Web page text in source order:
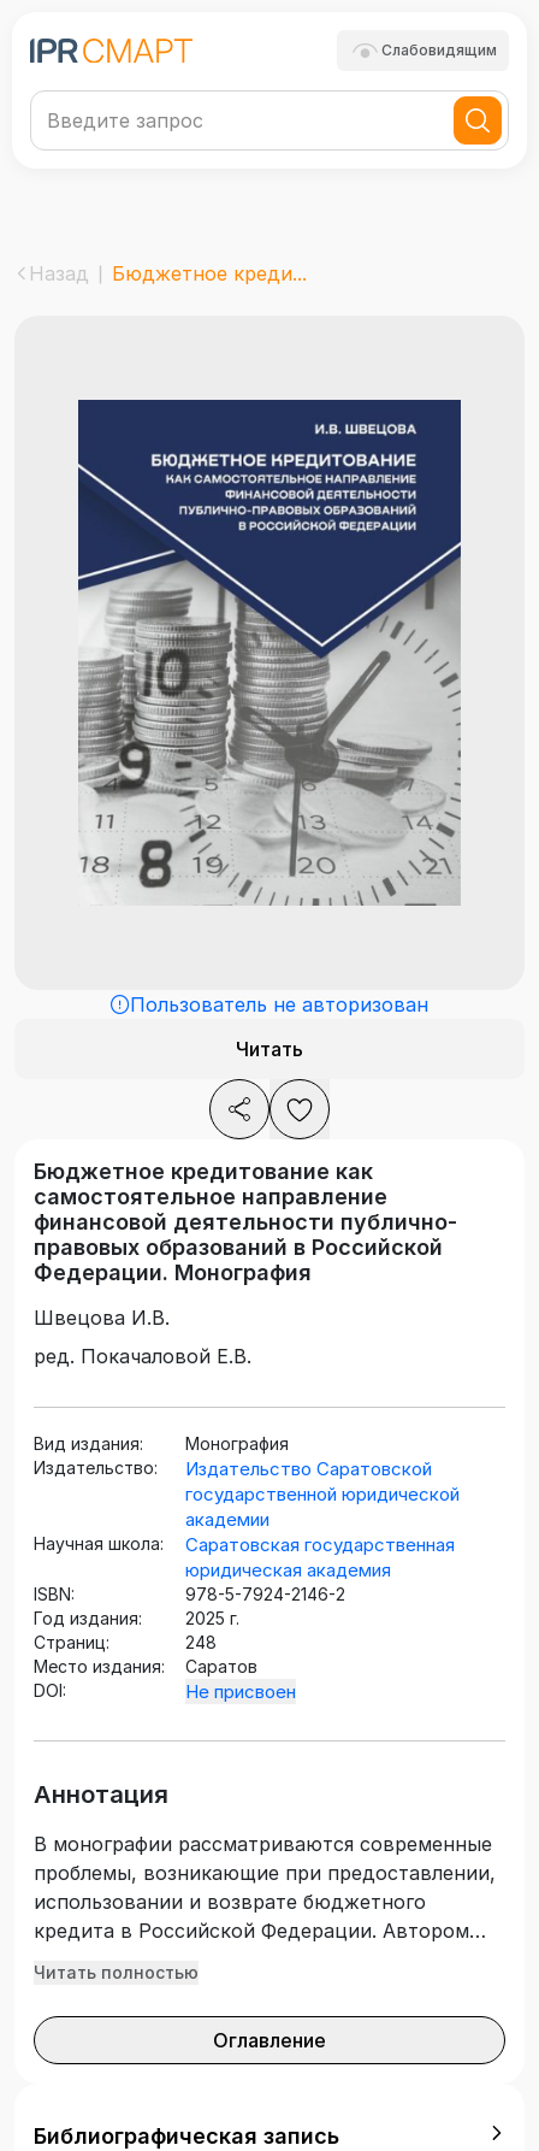
Слабовидящим
Назад Бюджетное креди...
Пользователь не авторизован
Читать
Бюджетное кредитование как
самостоятельное направление
финансовой деятельности публично-
правовых образований в Российской
Федерации. Монография
Швецова И.В.
ред. Покачаловой Е.В.
Вид издания:
Монография
Издательство:
Издательство Саратовской
государственной юридической
академии
Научная школа:
Саратовская государственная
юридическая академия
ISBN:
978-5-7924-2146-2
Год издания:
2025 г.
Страниц:
248
Место издания:
Саратов
DOI:
Не присвоен
Аннотация
В монографии рассматриваются современные
проблемы, возникающие при предоставлении,
использовании и возврате бюджетного
кредита в Российской Федерации. Автором
осуществлен анализ правового регулирования
бюджетного кредита в Российской Федерации
и на этой основе сформулированы
состоянию на 31 января 2025 г. Книга
Читать полностью
Оглавление
Библиографическая запись